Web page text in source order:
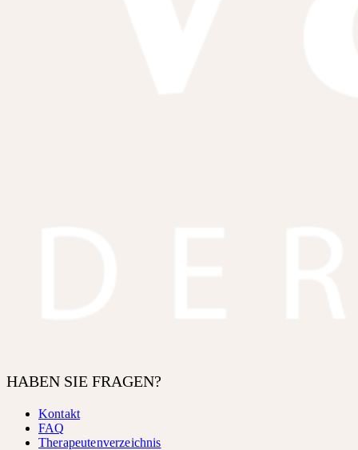
HABEN SIE FRAGEN?
Kontakt
FAQ
Therapeutenverzeichnis